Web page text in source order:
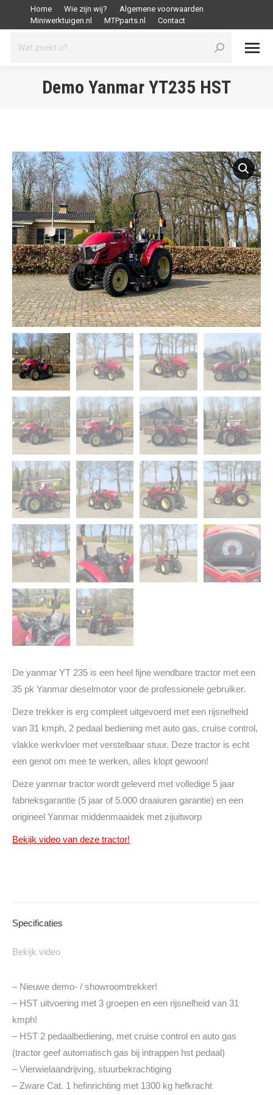
Home Wie zijn wij?
Algemene voorwaarden
Miniwerktuigen.nl
MTPparts.nl Contact
Demo Yanmar YT235 HST
Je bent hier:
De yanmar YT 235 is een heel fijne wendbare tractor met een
35 pk Yanmar dieselmotor voor de professionele gebruiker.
Deze trekker is erg compleet uitgevoerd met een rijsnelheid
van 31 kmph, 2 pedaal bediening met auto gas, cruise control,
vlakke werkvloer met verstelbaar stuur. Deze tractor is echt
een genot om mee te werken, alles klopt gewoon!
Deze yanmar tractor wordt geleverd met volledige 5 jaar
fabrieksgarantie (5 jaar of 5.000 draaiuren garantie) en een
origineel Yanmar middenmaaidek met zijuitworp
Bekijk video van deze tractor!
Specificaties
Bekijk video
– Nieuwe demo- / showroomtrekker!
– HST uitvoering met 3 groepen en een rijsnelheid van 31
kmph!
– HST 2 pedaalbediening, met cruise control en auto gas
(tractor geef automatisch gas bij intrappen hst pedaal)
– Vierwielaandrijving, stuurbekrachtiging
– Zware Cat. 1 hefinrichting met 1300 kg hefkracht